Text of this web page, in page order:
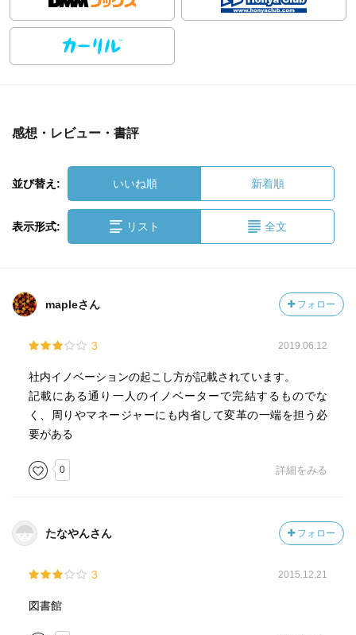
感想・レビュー・書評
並び替え: いいね順 新着順
表示形式: リスト 全文
mapleさん フォロー
3 2019.06.12
社内イノベーションの起こし方が記載されています。
記載にある通り一人のイノベーターで完結するものでな
く、周りやマネージャーにも内省して変革の一端を担う必
要がある
0 詳細をみる
たなやんさん フォロー
3 2015.12.21
図書館